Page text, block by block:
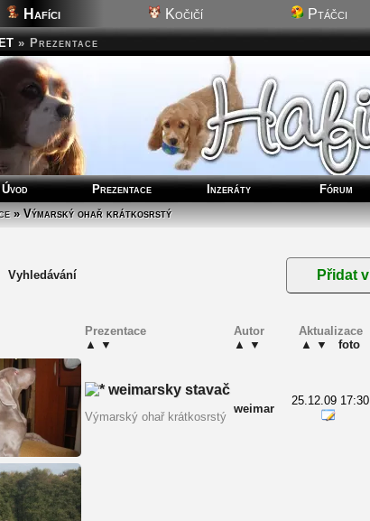
Hafíci Kočičí Ptáčci
» Prezentace
Úvod Prezentace Inzeráty Fórum
» Výmarský ohař krátkosrstý
Vyhledávání
Prezentace
▲ ▼
Autor
▲ ▼
Aktualizace
▲ ▼ foto
weimarsky stavač
Výmarský ohař krátkosrstý
weimar
25.12.09 17:30